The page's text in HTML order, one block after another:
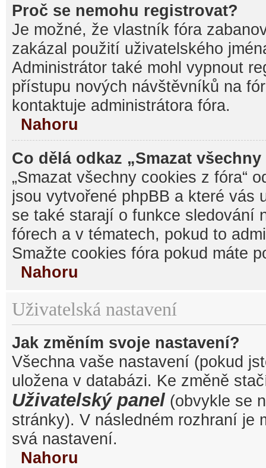
Proč se nemohu registrovat?
Je možné, že vlastník fóra
zakázal použití uživatelského
Administrátor také mohl vypnout
přístupu nových návštěvníků na
kontaktuje administrátora fóra.
Nahoru
Co dělá odkaz „Smazat
„Smazat všechny cookies z fóra“
jsou vytvořené phpBB a které vás
se také starají o funkce sledování
fórech a v tématech, pokud to
Smažte cookies fóra pokud máte
Nahoru
Uživatelská nastavení
Jak změním svoje nastavení?
Všechna vaše nastavení (pokud
uložena v databázi. Ke změně
Uživatelský panel (obvykle se
stránky). V následném rozhraní je
svá nastavení.
Nahoru